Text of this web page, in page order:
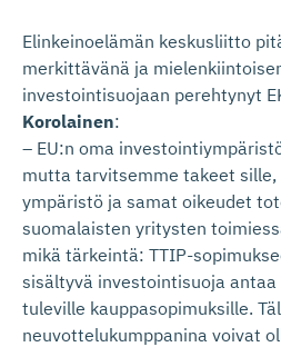
Elinkeinoelämän keskusliitto
merkittävänä ja
investointisuojaan perehtynyt
Korolainen:
– EU:n oma
mutta tarvitsemme takeet sille,
ympäristö ja samat oikeudet
suomalaisten yritysten
mikä tärkeintä: TTIP-
sisältyvä investointisuoja
tuleville kauppasopimuksille.
neuvottelukumppanina voivat